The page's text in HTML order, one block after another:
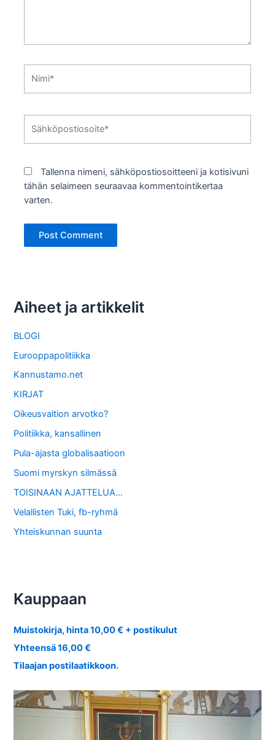
Tallenna nimeni, sähköpostiosoitteeni ja kotisivuni
tähän selaimeen seuraavaa kommentointikertaa
varten.
Aiheet ja artikkelit
BLOGI
Eurooppapolitiikka
Kannustamo.net
KIRJAT
Oikeusvaltion arvotko?
Politiikka, kansallinen
Pula-ajasta globalisaatioon
Suomi myrskyn silmässä
TOISINAAN AJATTELUA…
Velallisten Tuki, fb-ryhmä
Yhteiskunnan suunta
Kauppaan
Muistokirja, hinta 10,00 € + postikulut
Yhteensä 16,00 €
Tilaajan postilaatikkoon.